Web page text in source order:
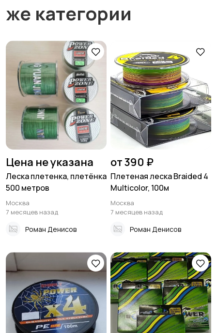
же категории
Цена не указана
Леска плетенка, плетёнка
500 метров
Москва
7 месяцев назад
Роман Денисов
от 390 ₽
Плетеная леска Braided 4
Multicolor, 100м
Москва
7 месяцев назад
Роман Денисов